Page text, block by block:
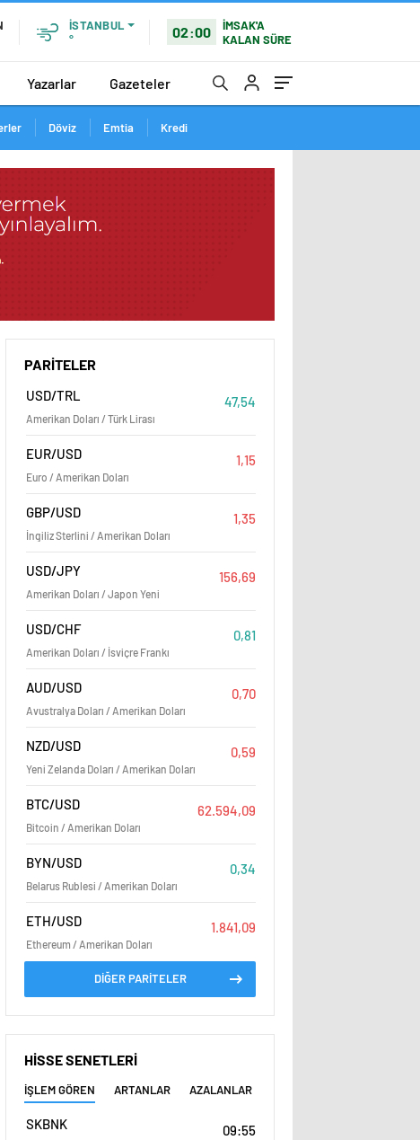
İSTANBUL
°
02:00
İMSAK'A
KALAN SÜRE
Yazarlar Gazeteler
Döviz Emtia Kredi
PARİTELER
USD/TRL
Amerikan Doları / Türk Lirası
47,54
EUR/USD
Euro / Amerikan Doları
1,15
GBP/USD
İngiliz Sterlini / Amerikan Doları
1,35
USD/JPY
Amerikan Doları / Japon Yeni
156,69
USD/CHF
Amerikan Doları / İsviçre Frankı
0,81
AUD/USD
Avustralya Doları / Amerikan Doları
0,70
NZD/USD
Yeni Zelanda Doları / Amerikan Doları
0,59
BTC/USD
Bitcoin / Amerikan Doları
62.594,09
BYN/USD
Belarus Rublesi / Amerikan Doları
0,34
ETH/USD
Ethereum / Amerikan Doları
1.841,09
DİĞER PARİTELER
HİSSE SENETLERİ
İŞLEM GÖREN ARTANLAR AZALANLAR
SKBNK 09:55